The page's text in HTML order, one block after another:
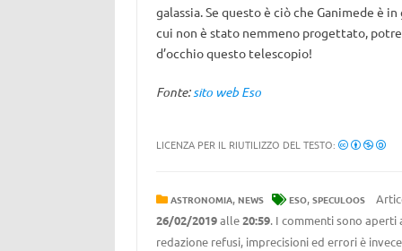
galassia. Se questo è ciò che Ganimede è
cui non è stato nemmeno progettato,
d’occhio questo telescopio!
Fonte:sito web Eso
LICENZA PER IL RIUTILIZZO DEL TESTO:
ASTRONOMIA, NEWS ESO, SPECULOOS
26/02/2019alle20:59. I commenti sono aperti
redazione refusi, imprecisioni ed errori è